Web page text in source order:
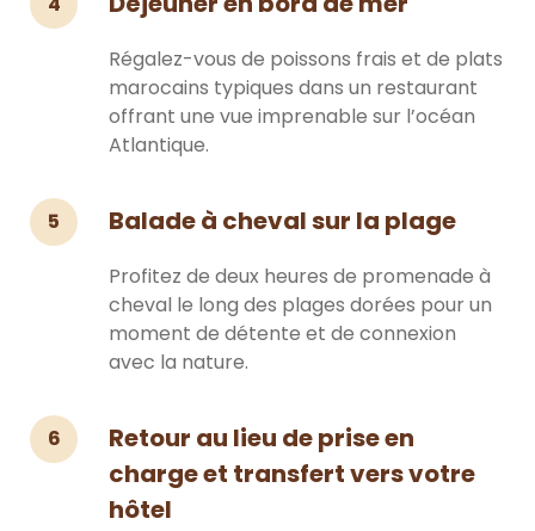
Régalez-vous de poissons frais et de plats
marocains typiques dans un restaurant
offrant une vue imprenable sur l’océan
Atlantique.
5 Balade à cheval sur la plage
Profitez de deux heures de promenade à
cheval le long des plages dorées pour un
moment de détente et de connexion
avec la nature.
6
Retour au lieu de prise en
charge et transfert vers votre
hôtel